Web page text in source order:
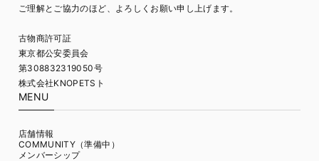
ご理解とご協力のほど、よろしくお願い申し上げます。
古物商許可証
東京都公安委員会
第308832319050号
株式会社KNOPETSト
MENU
店舗情報
COMMUNITY（準備中）
メンバーシップ